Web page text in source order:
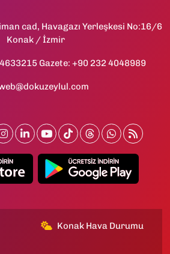
cad, Havagazı Yerleşkesi No:16/6
Konak / İzmir
Gazete: +90 232 4048989
Konak Hava Durumu